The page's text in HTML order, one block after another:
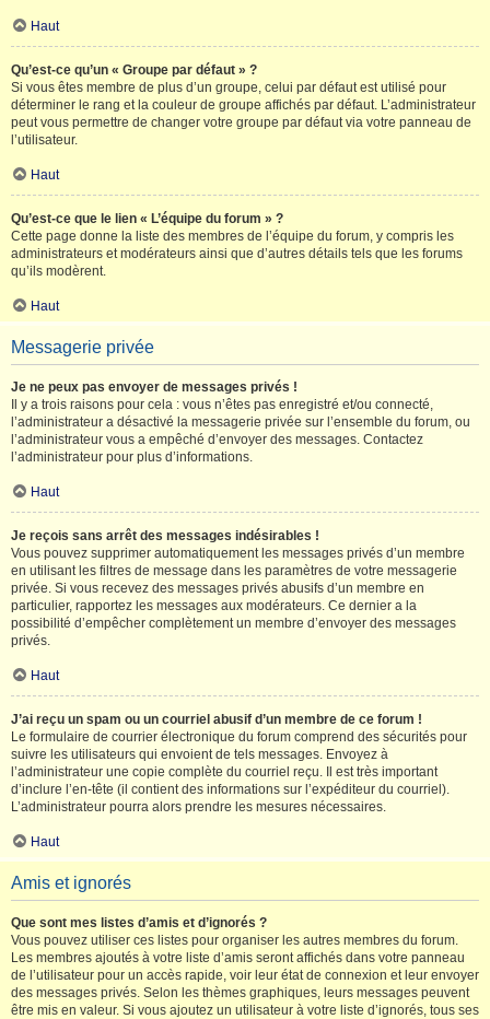
Haut
Qu’est-ce qu’un « Groupe par défaut » ?
Si vous êtes membre de plus d’un groupe, celui par défaut est utilisé pour
déterminer le rang et la couleur de groupe affichés par défaut. L’administrateur
peut vous permettre de changer votre groupe par défaut via votre panneau de
l’utilisateur.
Haut
Qu’est-ce que le lien « L’équipe du forum » ?
Cette page donne la liste des membres de l’équipe du forum, y compris les
administrateurs et modérateurs ainsi que d’autres détails tels que les forums
qu’ils modèrent.
Haut
Messagerie privée
Je ne peux pas envoyer de messages privés !
Il y a trois raisons pour cela : vous n’êtes pas enregistré et/ou connecté,
l’administrateur a désactivé la messagerie privée sur l’ensemble du forum, ou
l’administrateur vous a empêché d’envoyer des messages. Contactez
l’administrateur pour plus d’informations.
Haut
Je reçois sans arrêt des messages indésirables !
Vous pouvez supprimer automatiquement les messages privés d’un membre
en utilisant les filtres de message dans les paramètres de votre messagerie
privée. Si vous recevez des messages privés abusifs d’un membre en
particulier, rapportez les messages aux modérateurs. Ce dernier a la
possibilité d’empêcher complètement un membre d’envoyer des messages
privés.
Haut
J’ai reçu un spam ou un courriel abusif d’un membre de ce forum !
Le formulaire de courrier électronique du forum comprend des sécurités pour
suivre les utilisateurs qui envoient de tels messages. Envoyez à
l’administrateur une copie complète du courriel reçu. Il est très important
d’inclure l’en-tête (il contient des informations sur l’expéditeur du courriel).
L’administrateur pourra alors prendre les mesures nécessaires.
Haut
Amis et ignorés
Que sont mes listes d’amis et d’ignorés ?
Vous pouvez utiliser ces listes pour organiser les autres membres du forum.
Les membres ajoutés à votre liste d’amis seront affichés dans votre panneau
de l’utilisateur pour un accès rapide, voir leur état de connexion et leur envoyer
des messages privés. Selon les thèmes graphiques, leurs messages peuvent
être mis en valeur. Si vous ajoutez un utilisateur à votre liste d’ignorés, tous ses